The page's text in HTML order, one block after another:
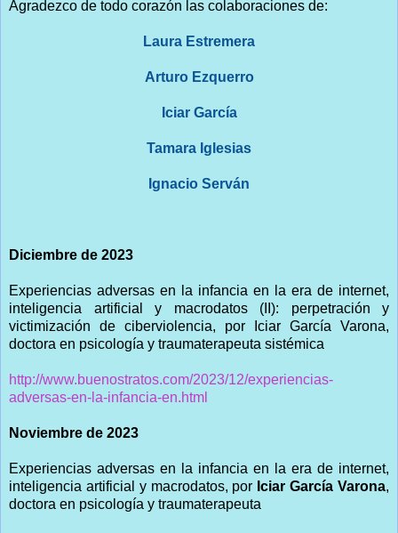
Agradezco de todo corazón las colaboraciones de:
Laura Estremera
Arturo Ezquerro
Iciar García
Tamara Iglesias
Ignacio Serván
Diciembre de 2023
Experiencias adversas en la infancia en la era de internet,
inteligencia artificial y macrodatos (II): perpetración y
victimización de ciberviolencia, por Iciar García Varona,
doctora en psicología y traumaterapeuta sistémica
http://www.buenostratos.com/2023/12/experiencias-
adversas-en-la-infancia-en.html
Noviembre de 2023
Experiencias adversas en la infancia en la era de internet,
inteligencia artificial y macrodatos, por Iciar García Varona,
doctora en psicología y traumaterapeuta